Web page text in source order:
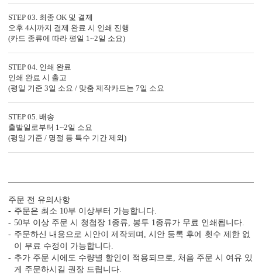
컬러 봉투
다양한 컬러 봉투가 준비되어 있습니다.
BNIEL1068의 제작 공정
특별한 당신과의 만남을 준비하는
BNIEL1068의 제작 공법을 확인하세요.
STEP 03. 최종 OK 및 결제
오후 4시까지 결제 완료 시 인쇄 진행
(카드 종류에 따라 평일 1~2일 소요)
STEP 04. 인쇄 완료
인쇄 완료 시 출고
(평일 기준 3일 소요 / 맞춤 제작카드는 7일 소요
STEP 05. 배송
출발일로부터 1~2일 소요
(평일 기준 / 명절 등 특수 기간 제외)
주문 전 유의사항
주문은 최소 10부 이상부터 가능합니다.
50부 이상 주문 시 청첩장 1종류, 봉투 1종류가 무료 인쇄됩니다.
주문하신 내용으로 시안이 제작되며, 시안 등록 후에 횟수 제한 없
이 무료 수정이 가능합니다.
추가 주문 시에도 수량별 할인이 적용되므로, 처음 주문 시 여유 있
게 주문하시길 권장 드립니다.